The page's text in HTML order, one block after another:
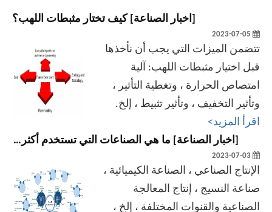
اخبار الصناعة كيف تختار مثبطات اللهب؟
2023-07-05
تتضمن الميزات التي يجب أن نأخذها
قبل اختيار مثبطات اللهب: آلية
امتصاص الحرارة ، وتغطية التأثير ،
وتأثير التخفيف ، وتأثير تثبيط ، إلخ.
اقرأ المزيد>
اخبار الصناعة ما هي الصناعات التي تستخدم أكثر مثبطات اللهب؟
2023-07-03
الإنتاج الصناعي ، الصناعة الكيميائية ،
صناعة النسيج ، إنتاج المعالجة
الصناعية والقنوات المختلفة ، إلخ ،